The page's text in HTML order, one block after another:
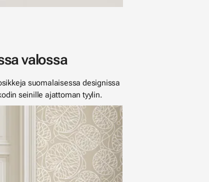
valossa
suomalaisessa designissa
seinille ajattoman tyylin.